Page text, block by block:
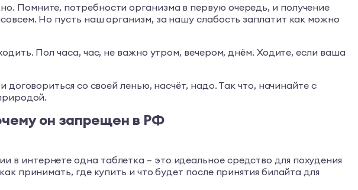
Помните, потребности организма в первую очередь, и получение
Но пусть наш организм, за нашу слабость заплатит как можно
Пол часа, час, не важно утром, вечером, днём. Ходите, если ваша
договориться со своей ленью, насчёт, надо. Так что, начинайте с
он запрещен в РФ
интернете одна таблетка – это идеальное средство для похудения
принимать, где купить и что будет после принятия билайта для